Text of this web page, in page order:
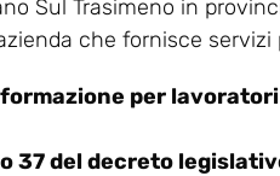
Sul Trasimeno in
che fornisce
per
37 del decreto